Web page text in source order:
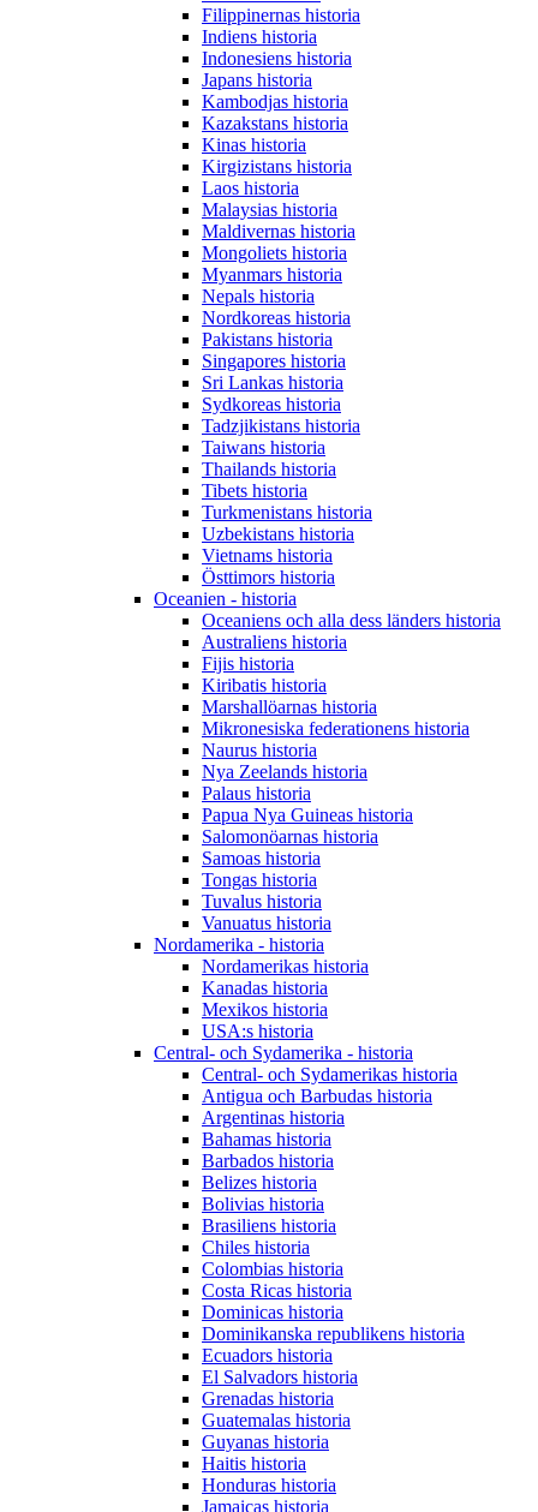
Filippinernas historia
Indiens historia
Indonesiens historia
Japans historia
Kambodjas historia
Kazakstans historia
Kinas historia
Kirgizistans historia
Laos historia
Malaysias historia
Maldivernas historia
Mongoliets historia
Myanmars historia
Nepals historia
Nordkoreas historia
Pakistans historia
Singapores historia
Sri Lankas historia
Sydkoreas historia
Tadzjikistans historia
Taiwans historia
Thailands historia
Tibets historia
Turkmenistans historia
Uzbekistans historia
Vietnams historia
Östtimors historia
Oceanien - historia
Oceaniens och alla dess länders historia
Australiens historia
Fijis historia
Kiribatis historia
Marshallöarnas historia
Mikronesiska federationens historia
Naurus historia
Nya Zeelands historia
Palaus historia
Papua Nya Guineas historia
Salomonöarnas historia
Samoas historia
Tongas historia
Tuvalus historia
Vanuatus historia
Nordamerika - historia
Nordamerikas historia
Kanadas historia
Mexikos historia
USA:s historia
Central- och Sydamerika - historia
Central- och Sydamerikas historia
Antigua och Barbudas historia
Argentinas historia
Bahamas historia
Barbados historia
Belizes historia
Bolivias historia
Brasiliens historia
Chiles historia
Colombias historia
Costa Ricas historia
Dominicas historia
Dominikanska republikens historia
Ecuadors historia
El Salvadors historia
Grenadas historia
Guatemalas historia
Guyanas historia
Haitis historia
Honduras historia
Jamaicas historia